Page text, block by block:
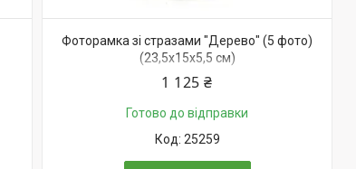
Фоторамка зі стразами "Дерево" (5 фото)
(23,5х15х5,5 см)
1 125 ₴
Готово до відправки
25259